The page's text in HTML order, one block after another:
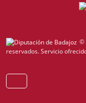
©
reservados.Servicio